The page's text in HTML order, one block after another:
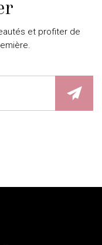
et profiter de